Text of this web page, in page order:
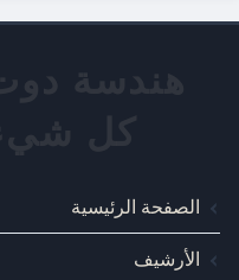
الصفحة الرئيسية
الأرشيف